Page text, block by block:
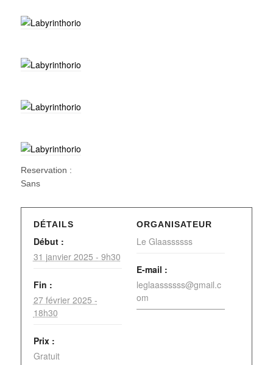
Reservation :
Sans
DÉTAILS
Début :
31 janvier 2025 - 9h30
Fin :
27 février 2025 -
18h30
Prix :
Gratuit
ORGANISATEUR
Le Glaassssss
E-mail :
leglaassssss@gmail.c
om